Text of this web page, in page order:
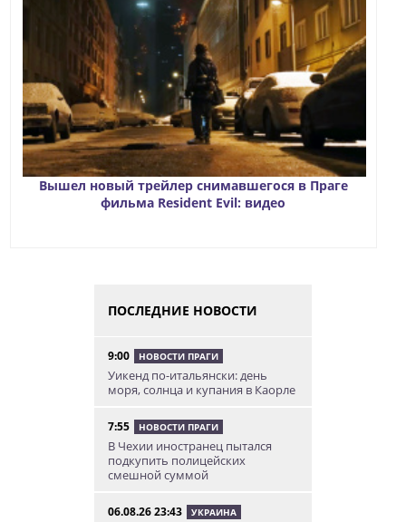
Вышел новый трейлер снимавшегося в Праге
фильма Resident Evil: видео
ПОСЛЕДНИЕ НОВОСТИ
9:00 НОВОСТИ ПРАГИ
Уикенд по-итальянски: день
моря, солнца и купания в Каорле
7:55 НОВОСТИ ПРАГИ
В Чехии иностранец пытался
подкупить полицейских
смешной суммой
06.08.26 23:43 УКРАИНА